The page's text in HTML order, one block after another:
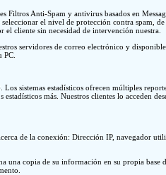
Anti-Spam y antivirus basados en
el nivel de protección contra
cliente sin necesidad de intervención nuestra.
servidores de correo electrónico y
PC.
Los sistemas estadísticos ofrecen múltiples
más. Nuestros clientes lo acceden
de la conexión: Dirección IP,
una copia de su información en su propia